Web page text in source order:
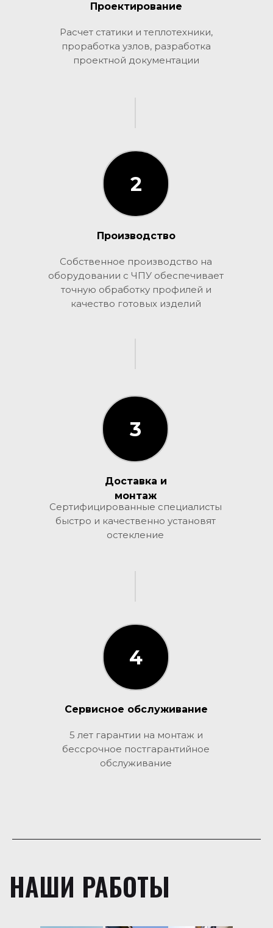
Расчет статики и теплотехники,
проработка узлов, разработка
проектной документации
Проектирование
3
Сервисное обслуживание
5 лет гарантии на монтаж и
бессрочное постгарантийное
обслуживание
4
2
Производство
Собственное производство на
оборудовании с ЧПУ обеспечивает
точную обработку профилей и
качество готовых изделий
2
3
Доставка и
монтаж
Сертифицированные специалисты
быстро и качественно установят
остекление
3
НАШИ РАБОТЫ